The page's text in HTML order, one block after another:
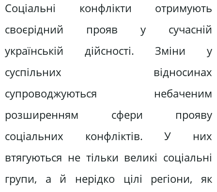
Соціальні конфлікти отримують
своєрідний прояв у сучасній
українській дійсності. Зміни у
суспільних відносинах
супроводжуються небаченим
розширенням сфери прояву
соціальних конфліктів. У них
втягуються не тільки великі соціальні
групи, а й нерідко цілі регіони, як